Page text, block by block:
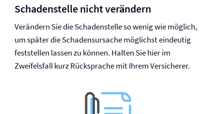
Schadenstelle nicht verändern
Verändern Sie die Schadenstelle so wenig wie möglich,
um später die Schadensursache möglichst eindeutig
feststellen lassen zu können. Halten Sie hier im
Zweifelsfall kurz Rücksprache mit Ihrem Versicherer.